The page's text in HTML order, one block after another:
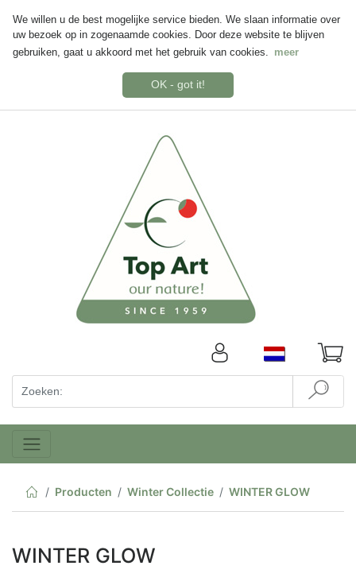
We willen u de best mogelijke service bieden. We slaan informatie over
uw bezoek op in zogenaamde cookies. Door deze website te blijven
gebruiken, gaat u akkoord met het gebruik van cookies.
meer
OK - got it!
Producten Winter Collectie WINTER GLOW
WINTER GLOW